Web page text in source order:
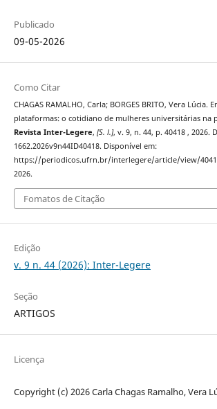
Publicado
09-05-2026
Como Citar
CHAGAS RAMALHO, Carla; BORGES BRITO, Vera Lúcia.
plataformas: o cotidiano de mulheres universitárias na
Revista Inter-Legere, [S. l.], v. 9, n. 44, p. 40418 , 2026.
1662.2026v9n44ID40418. Disponível em:
https://periodicos.ufrn.br/interlegere/article/view/
2026.
Fomatos de Citação
Edição
v. 9 n. 44 (2026): Inter-Legere
Seção
ARTIGOS
Licença
Copyright (c) 2026 Carla Chagas Ramalho, Vera